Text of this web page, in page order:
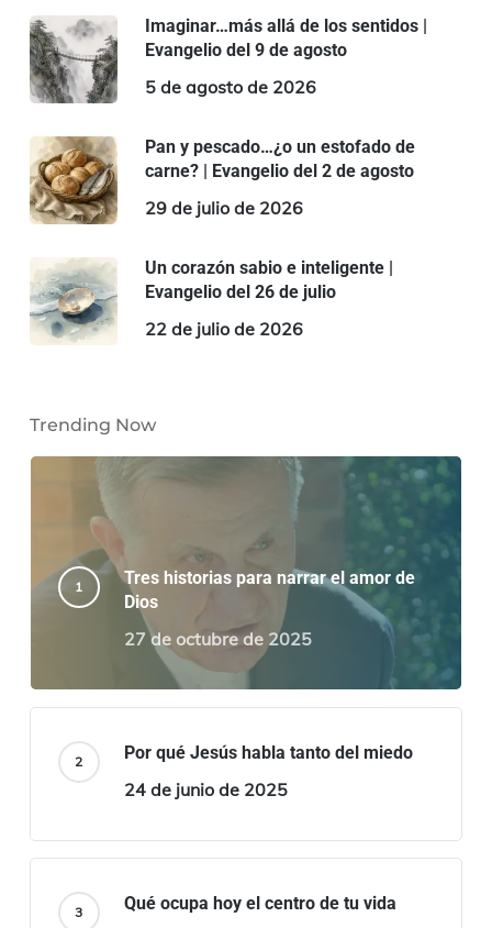
Imaginar…más allá de los sentidos |
Evangelio del 9 de agosto
5 de agosto de 2026
Pan y pescado…¿o un estofado de
carne? | Evangelio del 2 de agosto
29 de julio de 2026
Un corazón sabio e inteligente |
Evangelio del 26 de julio
22 de julio de 2026
Trending Now
Tres historias para narrar el amor de
Dios
27 de octubre de 2025
Por qué Jesús habla tanto del miedo
24 de junio de 2025
Qué ocupa hoy el centro de tu vida